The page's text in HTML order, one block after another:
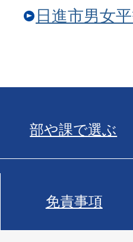
日進市男女
部や課で選ぶ
免責事項